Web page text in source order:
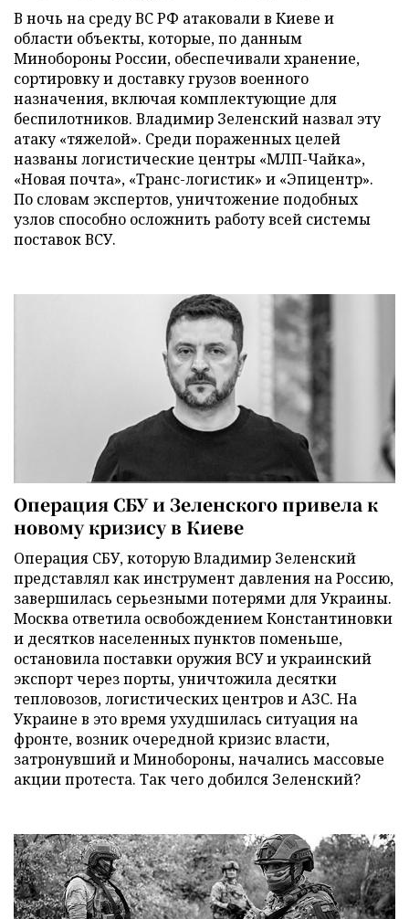
В ночь на среду ВС РФ атаковали в Киеве и
области объекты, которые, по данным
Минобороны России, обеспечивали хранение,
сортировку и доставку грузов военного
назначения, включая комплектующие для
беспилотников. Владимир Зеленский назвал эту
атаку «тяжелой». Среди пораженных целей
названы логистические центры «МЛП-Чайка»,
«Новая почта», «Транс-логистик» и «Эпицентр».
По словам экспертов, уничтожение подобных
узлов способно осложнить работу всей системы
поставок ВСУ.
Операция СБУ и Зеленского привела к
новому кризису в Киеве
Операция СБУ, которую Владимир Зеленский
представлял как инструмент давления на Россию,
завершилась серьезными потерями для Украины.
Москва ответила освобождением Константиновки
и десятков населенных пунктов поменьше,
остановила поставки оружия ВСУ и украинский
экспорт через порты, уничтожила десятки
тепловозов, логистических центров и АЗС. На
Украине в это время ухудшилась ситуация на
фронте, возник очередной кризис власти,
затронувший и Минобороны, начались массовые
акции протеста. Так чего добился Зеленский?